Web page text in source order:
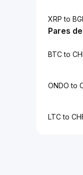
XRP to
Pares
BTC to
ONDO to
LTC to